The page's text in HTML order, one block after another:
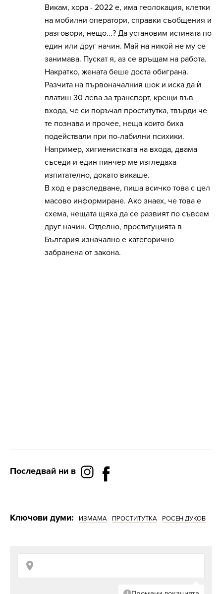
Викам, хора - 2022 е, има геолокация, клетки
на мобилни оператори, справки съобщения и
разговори, нещо...? Да установим истината по
един или друг начин. Май на никой не му се
занимава. Пускат я, аз се връщам на работа.
Накратко, жената беше доста обиграна.
Разчита на първоначалния шок и иска да ѝ
платиш 30 лева за транспорт, крещи във
входа, че си поръчал проститутка, твърди че
те познава и прочее, неща които биха
подействали при по-лабилни психики.
Например, хигиенистката на входа, двама
съседи и един пинчер ме изгледаха
изпитателно, докато викаше.
В ход е разследване, пиша всичко това с цел
масово информиране. Ако знаех, че това е
схема, нещата щяха да се развият по съвсем
друг начин. Отделно, проституцията в
България изначално е категорично
забранена от закона.
Последвай ни в
Ключови думи: ИЗМАМА ПРОСТИТУТКА РОСЕН ДУКОВ